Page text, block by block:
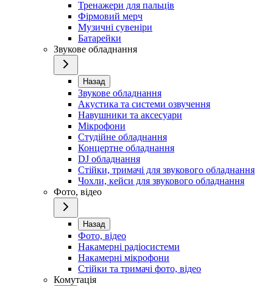
Тренажери для пальців
Фірмовий мерч
Музичні сувеніри
Батарейки
Звукове обладнання
Назад
Звукове обладнання
Акустика та системи озвучення
Навушники та аксесуари
Мікрофони
Студійне обладнання
Концертне обладнання
DJ обладнання
Стійки, тримачі для звукового обладнання
Чохли, кейси для звукового обладнання
Фото, відео
Назад
Фото, відео
Накамерні радіосистеми
Накамерні мікрофони
Стійки та тримачі фото, відео
Комутація